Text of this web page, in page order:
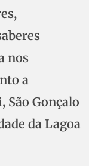
nos
a
Gonçalo
da Lagoa